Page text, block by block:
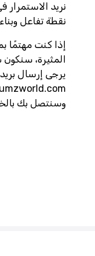
نريد
نقطة تفاعل
إذا كنت مهتمًا
المثيرة،
يرجى إرسال بريد
وسنتصل بك